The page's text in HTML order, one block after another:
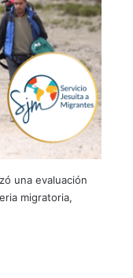
una evaluación
migratoria,